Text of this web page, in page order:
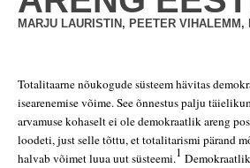
MARJU LAURISTIN, PEETER VIHALEMM,
Totalitaarne nõukogude süsteem hävitas
isearenemise võime. See õnnestus palju
arvamuse kohaselt ei ole demokraatlik areng
loodeti, just selle tõttu, et totalitarismi pärand
halvab võimet luua uut süsteemi.1